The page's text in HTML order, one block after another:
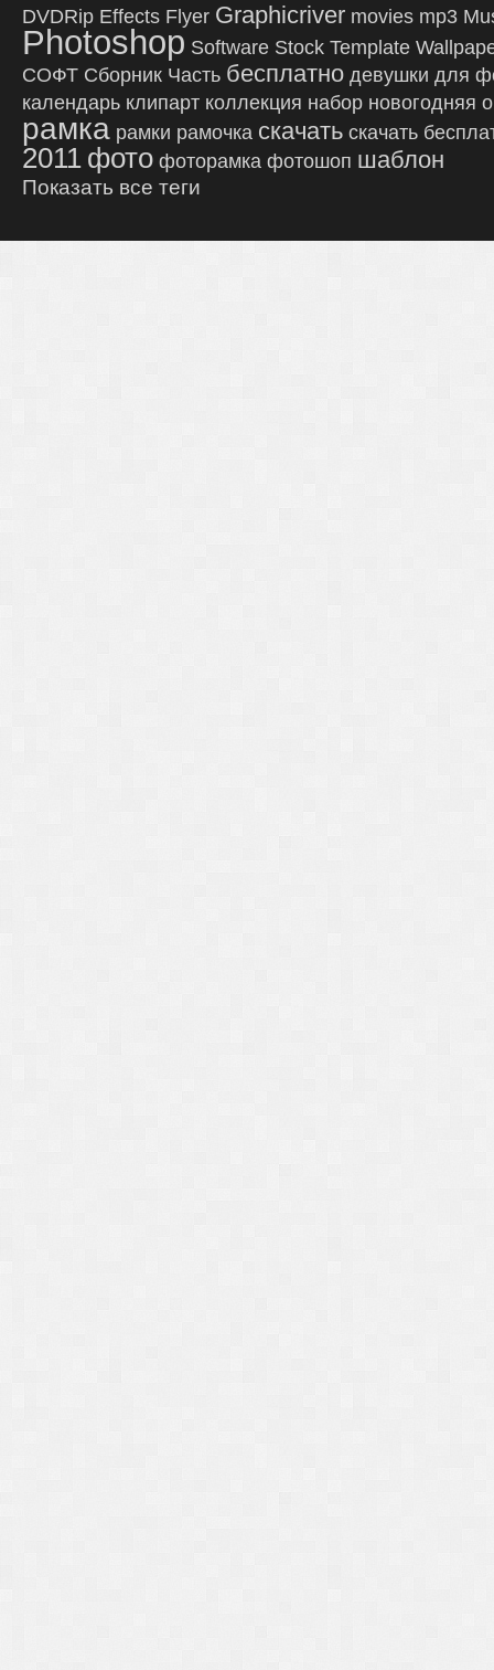
DVDRip Effects Flyer Graphicriver movies mp3
Photoshop Software Stock Template
СОФТ Сборник Часть бесплатно девушки для
календарь клипарт коллекция набор новогодняя
рамка рамки рамочка скачать скачать
2011 фото фоторамка фотошоп шаблон
Показать все теги